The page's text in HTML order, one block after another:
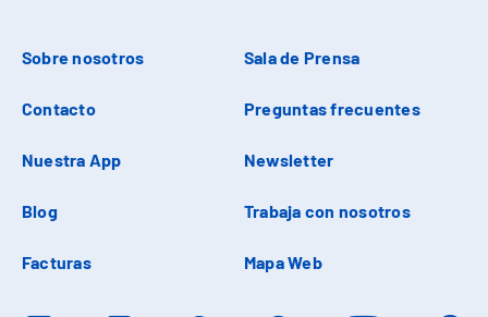
Sobre nosotros Sala de Prensa
Contacto Preguntas frecuentes
Nuestra App Newsletter
Blog Trabaja con nosotros
Facturas Mapa Web